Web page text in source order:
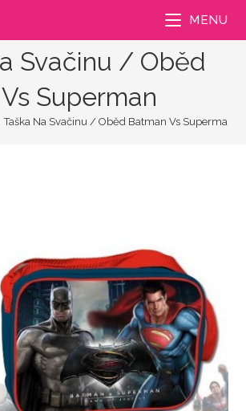
MENU
Svačinu / Oběd
Superman
Taška Na Svačinu / Oběd Batman Vs Superman